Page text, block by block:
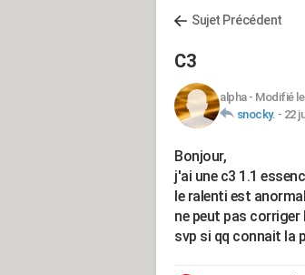
Sujet Précédent
C3
alpha- Modifié le
snocky. - 22
Bonjour,
j'ai une c3 1.1
le ralenti est
ne peut pas corriger
svp si qq connait la